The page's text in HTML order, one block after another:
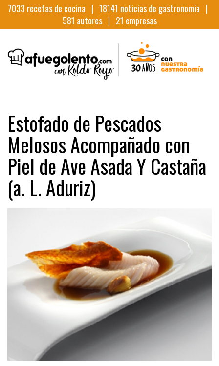
7033 recetas de cocina | 18141 noticias de gastronomia |
581 autores | 21 empresas
Estofado de Pescados
Melosos Acompañado con
Piel de Ave Asada Y Castaña
(a. L. Aduriz)